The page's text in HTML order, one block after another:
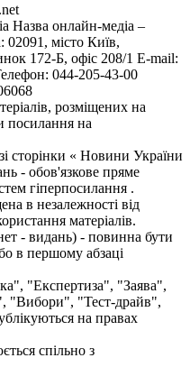
Назва онлайн-медіа –
02091, місто Київ,
172-Б, офіс 208/1 E-mail:
044-205-43-00
розміщених на
посилання на
сторінки « Новини України
- обов'язкове пряме
гіперпосилання .
в незалежності від
матеріалів.
- видань) - повинна бути
в першому абзаці
"Експертиза", "Заява",
"Вибори", "Тест-драйв",
на правах
спільно з